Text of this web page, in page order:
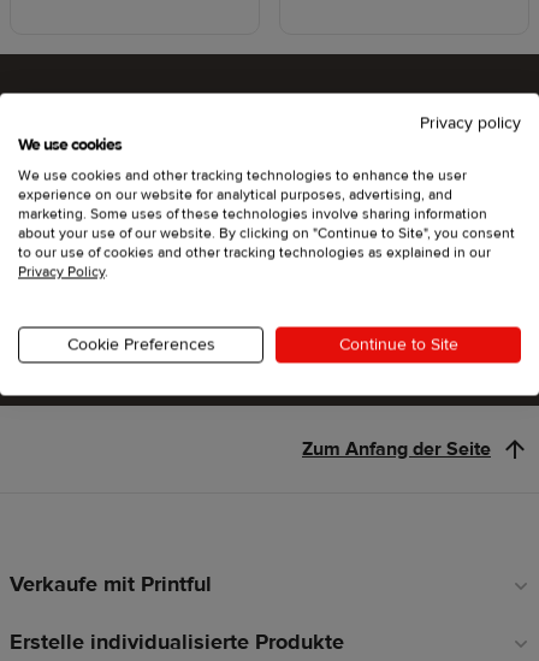
Bist du bereit, Printful
auszuprobieren?
Zum Anfang der Seite
Fußzeilen-
Verkaufe mit Printful
Erstelle individualisierte Produkte
Privacy policy
We use cookies
We use cookies and other tracking technologies to enhance the user
experience on our website for analytical purposes, advertising, and
marketing. Some uses of these technologies involve sharing information
about your use of our website. By clicking on "Continue to Site", you consent
to our use of cookies and other tracking technologies as explained in our
Privacy Policy.
Cookie Preferences Continue to Site